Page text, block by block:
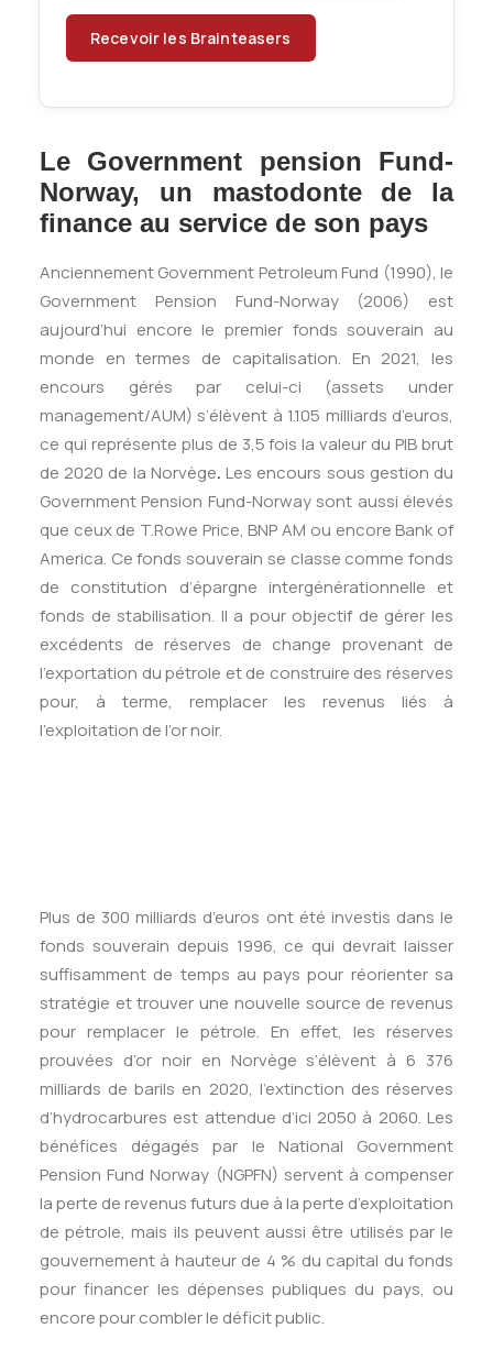
Le Government pension Fund-
Norway, un mastodonte de la
finance au service de son pays
Anciennement Government Petroleum Fund (1990), le
Government Pension Fund-Norway (2006) est
aujourd’hui encore le premier fonds souverain au
monde en termes de capitalisation. En 2021, les
encours gérés par celui-ci (assets under
management/AUM) s’élèvent à 1.105 milliards d’euros,
ce qui représente plus de 3,5 fois la valeur du PIB brut
de 2020 de la Norvège.Les encours sous gestion du
Government Pension Fund-Norway sont aussi élevés
que ceux de T.Rowe Price, BNP AM ou encore Bank of
America. Ce fonds souverain se classe comme fonds
de constitution d’épargne intergénérationnelle et
fonds de stabilisation. Il a pour objectif de gérer les
excédents de réserves de change provenant de
l’exportation du pétrole et de construire des réserves
pour, à terme, remplacer les revenus liés à
l’exploitation de l’or noir.
Plus de 300 milliards d’euros ont été investis dans le
fonds souverain depuis 1996, ce qui devrait laisser
suffisamment de temps au pays pour réorienter sa
stratégie et trouver une nouvelle source de revenus
pour remplacer le pétrole. En effet, les réserves
prouvées d’or noir en Norvège s’élèvent à 6 376
milliards de barils en 2020, l’extinction des réserves
d’hydrocarbures est attendue d’ici 2050 à 2060. Les
bénéfices dégagés par le National Government
Pension Fund Norway (NGPFN) servent à compenser
la perte de revenus futurs due à la perte d’exploitation
de pétrole, mais ils peuvent aussi être utilisés par le
gouvernement à hauteur de 4 % du capital du fonds
pour financer les dépenses publiques du pays, ou
encore pour combler le déficit public.